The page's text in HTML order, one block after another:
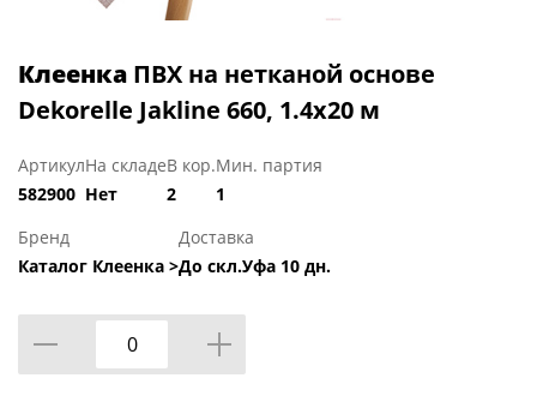
Клеенка ПВХ на нетканой основе
Dekorelle Jakline 660, 1.4x20 м
Артикул
582900
На складе
Нет
В кор.
2
Мин. партия
1
Бренд
Каталог Клеенка >
Доставка
До скл.Уфа 10 дн.